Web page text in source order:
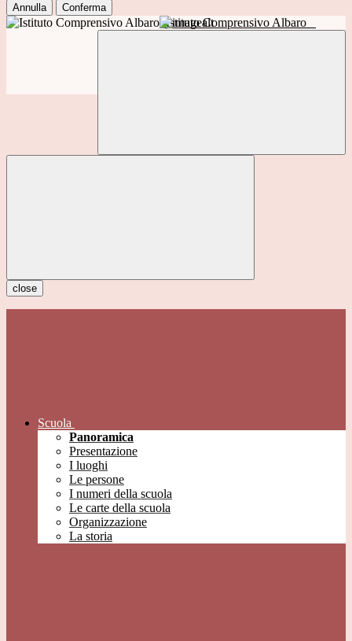
Annulla Conferma
Istituto Comprensivo Albaro
close
Scuola
Panoramica
Presentazione
I luoghi
Le persone
I numeri della scuola
Le carte della scuola
Organizzazione
La storia